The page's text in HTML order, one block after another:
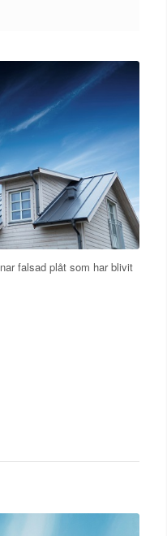
falsad plåt som har blivit